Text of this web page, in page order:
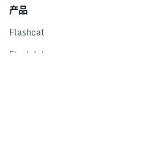
产品
Flashcat
Flashduty